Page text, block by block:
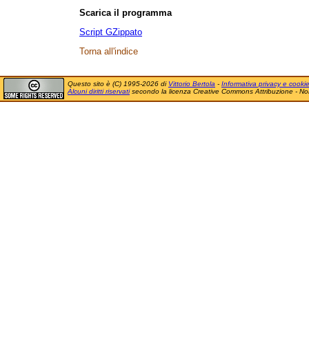
Scarica il programma
Script GZippato
Torna all'indice
Questo sito è (C) 1995-2026 di Vittorio Bertola - Informativa privacy e cookie
Alcuni diritti riservatisecondo la licenza Creative Commons Attribuzione -